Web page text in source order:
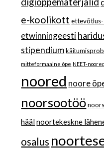
e-koolikott
etwinningeesti
stipendium
mitteformaalne õpe NEET-noored
noored noore
noorsootöö
häälnoortekeskne
osalus